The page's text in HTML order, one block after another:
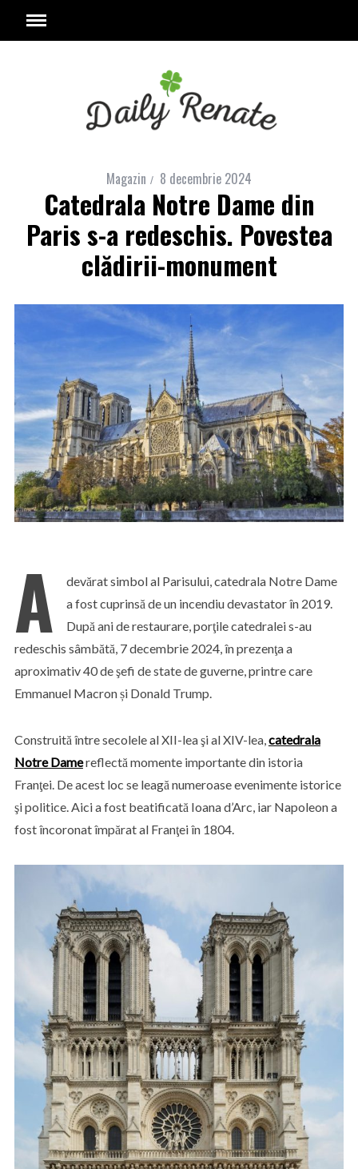
Magazin 8 decembrie 2024
Catedrala Notre Dame din
Paris s-a redeschis. Povestea
clădirii-monument
A
devărat simbol al Parisului, catedrala Notre Dame
a fost cuprinsă de un incendiu devastator în 2019.
După ani de restaurare, porţile catedralei s-au
redeschis sâmbătă, 7 decembrie 2024, în prezenţa a
aproximativ 40 de şefi de state de guverne, printre care
Emmanuel Macron și Donald Trump.
Construită între secolele al XII-lea şi al XIV-lea,catedrala
Notre Damereflectă momente importante din istoria
Franţei. De acest loc se leagă numeroase evenimente istorice
şi politice. Aici a fost beatificată Ioana d’Arc, iar Napoleon a
fost încoronat împărat al Franţei în 1804.